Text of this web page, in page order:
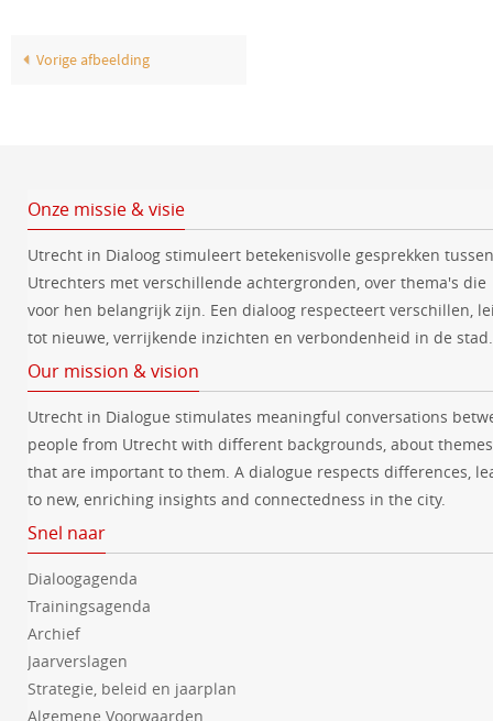
Vorige afbeelding
Onze missie & visie
Utrecht in Dialoog stimuleert betekenisvolle gesprekken tussen
Utrechters met verschillende achtergronden, over thema's die
voor hen belangrijk zijn. Een dialoog respecteert verschillen,
tot nieuwe, verrijkende inzichten en verbondenheid in de stad.
Our mission & vision
Utrecht in Dialogue stimulates meaningful conversations
people from Utrecht with different backgrounds, about themes
that are important to them. A dialogue respects differences,
to new, enriching insights and connectedness in the city.
Snel naar
Dialoogagenda
Trainingsagenda
Archief
Jaarverslagen
Strategie, beleid en jaarplan
Algemene Voorwaarden